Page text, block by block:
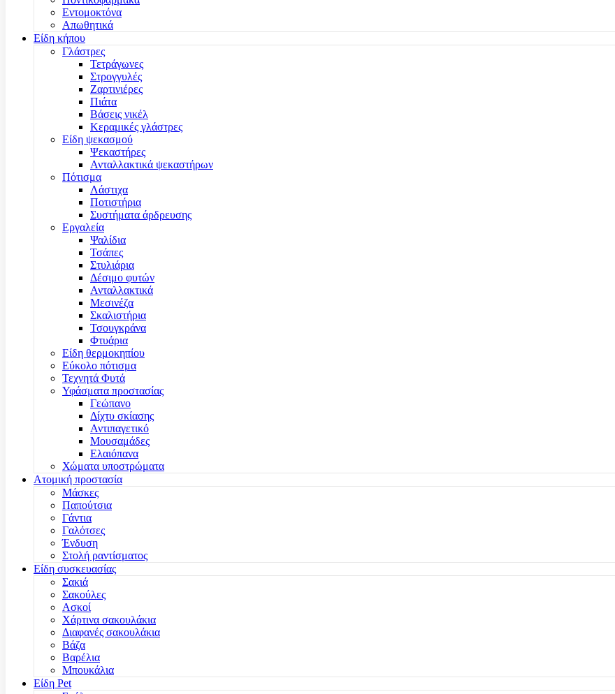
Εντομοκτόνα
Απωθητικά
Είδη κήπου
Γλάστρες
Τετράγωνες
Στρογγυλές
Ζαρτινιέρες
Πιάτα
Βάσεις νικέλ
Κεραμικές γλάστρες
Είδη ψεκασμού
Ψεκαστήρες
Ανταλλακτικά ψεκαστήρων
Πότισμα
Λάστιχα
Ποτιστήρια
Συστήματα άρδρευσης
Εργαλεία
Ψαλίδια
Τσάπες
Στυλιάρια
Δέσιμο φυτών
Ανταλλακτικά
Μεσινέζα
Σκαλιστήρια
Τσουγκράνα
Φτυάρια
Είδη θερμοκηπίου
Εύκολο πότισμα
Τεχνητά Φυτά
Υφάσματα προστασίας
Γεώπανο
Δίχτυ σκίασης
Αντιπαγετικό
Μουσαμάδες
Ελαιόπανα
Χώματα υποστρώματα
Ατομική προστασία
Μάσκες
Παπούτσια
Γάντια
Γαλότσες
Ένδυση
Στολή ραντίσματος
Είδη συσκευασίας
Σακιά
Σακούλες
Ασκοί
Χάρτινα σακουλάκια
Διαφανές σακουλάκια
Βάζα
Βαρέλια
Μπουκάλια
Είδη Pet